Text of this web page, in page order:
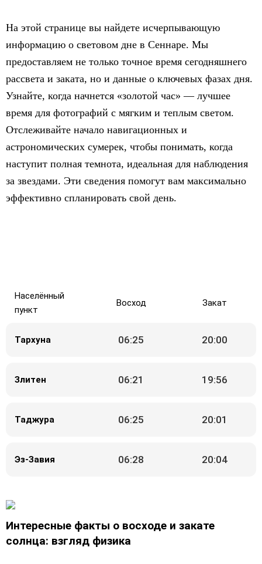
На этой странице вы найдете исчерпывающую
информацию о световом дне в Сеннаре. Мы
предоставляем не только точное время сегодняшнего
рассвета и заката, но и данные о ключевых фазах дня.
Узнайте, когда начнется «золотой час» — лучшее
время для фотографий с мягким и теплым светом.
Отслеживайте начало навигационных и
астрономических сумерек, чтобы понимать, когда
наступит полная темнота, идеальная для наблюдения
за звездами. Эти сведения помогут вам максимально
эффективно спланировать свой день.
Населённый
пункт
Восход Закат
Тархуна 06:25 20:00
Злитен 06:21 19:56
Таджура 06:25 20:01
Эз-Завия 06:28 20:04
Интересные факты о восходе и закате
солнца: взгляд физика